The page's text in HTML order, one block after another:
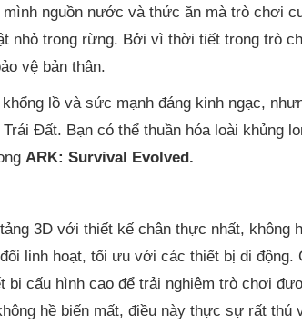
nguồn nước và thức ăn mà trò chơi
nhỏ trong rừng. Bởi vì thời tiết trong trò
vệ bản thân.
lồ và sức mạnh đáng kinh ngạc,
Đất. Bạn có thể thuần hóa loài khủng
ARK: Survival Evolved.
3D với thiết kế chân thực nhất, không
linh hoạt, tối ưu với các thiết bị di động.
bị cấu hình cao để trải nghiệm trò chơi
hề biến mất, điều này thực sự rất thú